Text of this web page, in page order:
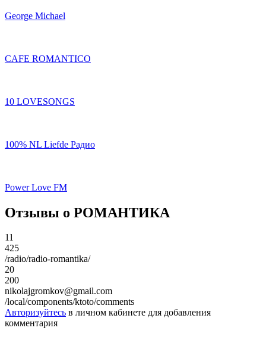
George Michael
CAFE ROMANTICO
10 LOVESONGS
100% NL Liefde Радио
Power Love FM
Отзывы о РОМАНТИКА
11
425
/radio/radio-romantika/
20
200
nikolajgromkov@gmail.com
/local/components/ktoto/comments
Авторизуйтесь в личном кабинете для добавления
комментария